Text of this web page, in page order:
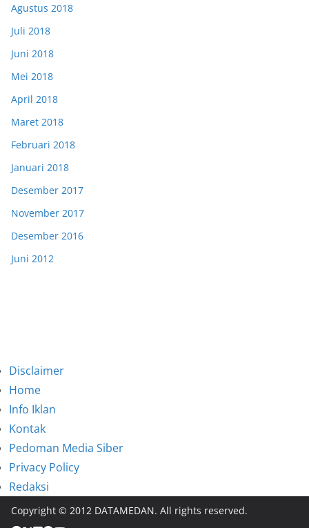
Agustus 2018
Juli 2018
Juni 2018
Mei 2018
April 2018
Maret 2018
Februari 2018
Januari 2018
Desember 2017
November 2017
Desember 2016
Juni 2012
Disclaimer
Home
Info Iklan
Kontak
Pedoman Media Siber
Privacy Policy
Redaksi
Copyright © 2012 DATAMEDAN. All rights reserved.